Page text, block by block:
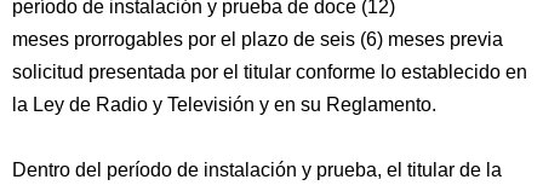
período de instalación y prueba de doce (12)
meses prorrogables por el plazo de seis (6) meses previa
solicitud presentada por el titular conforme lo establecido en
la Ley de Radio y Televisión y en su Reglamento.
Dentro del período de instalación y prueba, el titular de la